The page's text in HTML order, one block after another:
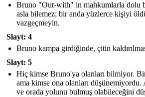
Bruno "Out-with" in mahkumlarla dolu
asla bilemez; bir anda yüzlerce kişiyi
vazgeçmeyin.
Slayt: 4
Bruno kampa girdiğinde, çitin
Slayt: 5
Hiç kimse Bruno'ya olanları bilmiyor.
ama kimse ona olanları
ve orada yolunu bulmuş olabileceğini